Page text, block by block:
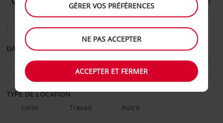
Sélectionnez une autre agence de retour
DATE DE DÉPART DATE DE RETOUR
TYPE DE LOCATION
Loisir
Travail Autre
GÉRER VOS PRÉFÉRENCES
NE PAS ACCEPTER
ACCEPTER ET FERMER